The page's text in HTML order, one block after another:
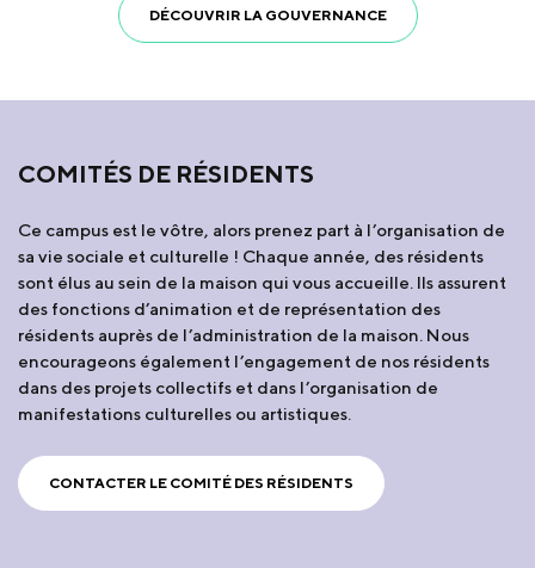
DÉCOUVRIR LA GOUVERNANCE
COMITÉS DE RÉSIDENTS
Ce campus est le vôtre, alors prenez part à l’organisation de
sa vie sociale et culturelle ! Chaque année, des résidents
sont élus au sein de la maison qui vous accueille. Ils assurent
des fonctions d’animation et de représentation des
résidents auprès de l’administration de la maison. Nous
encourageons également l’engagement de nos résidents
dans des projets collectifs et dans l’organisation de
manifestations culturelles ou artistiques.
CONTACTER LE COMITÉ DES RÉSIDENTS